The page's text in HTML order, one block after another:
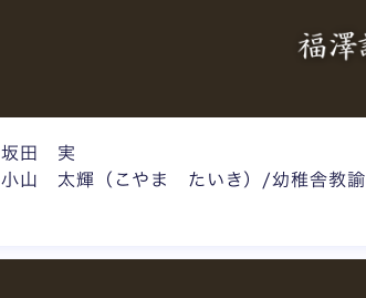
坂田 実
小山 太輝（こやま たいき）/幼稚舎教諭